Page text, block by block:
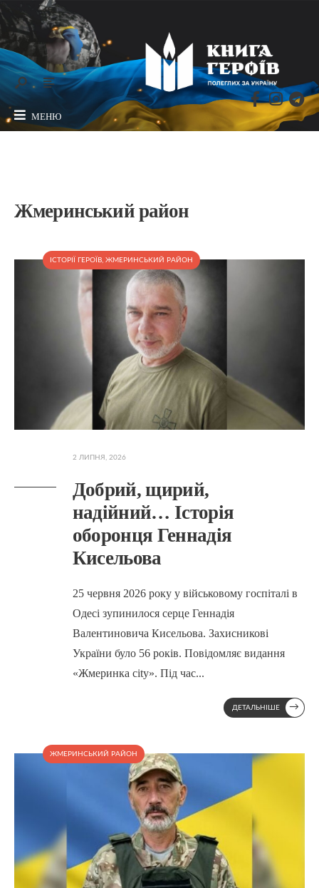
МЕНЮ
Жмеринський район
ІСТОРІЇ ГЕРОЇВ, ЖМЕРИНСЬКИЙ РАЙОН
2 ЛИПНЯ, 2026
Добрий, щирий,
надійний… Історія
оборонця Геннадія
Кисельова
25 червня 2026 року у військовому госпіталі в
Одесі зупинилося серце Геннадія
Валентиновича Кисельова. Захисникові
України було 56 років. Повідомляє видання
«Жмеринка city». Під час...
ДЕТАЛЬНІШЕ →
ЖМЕРИНСЬКИЙ РАЙОН